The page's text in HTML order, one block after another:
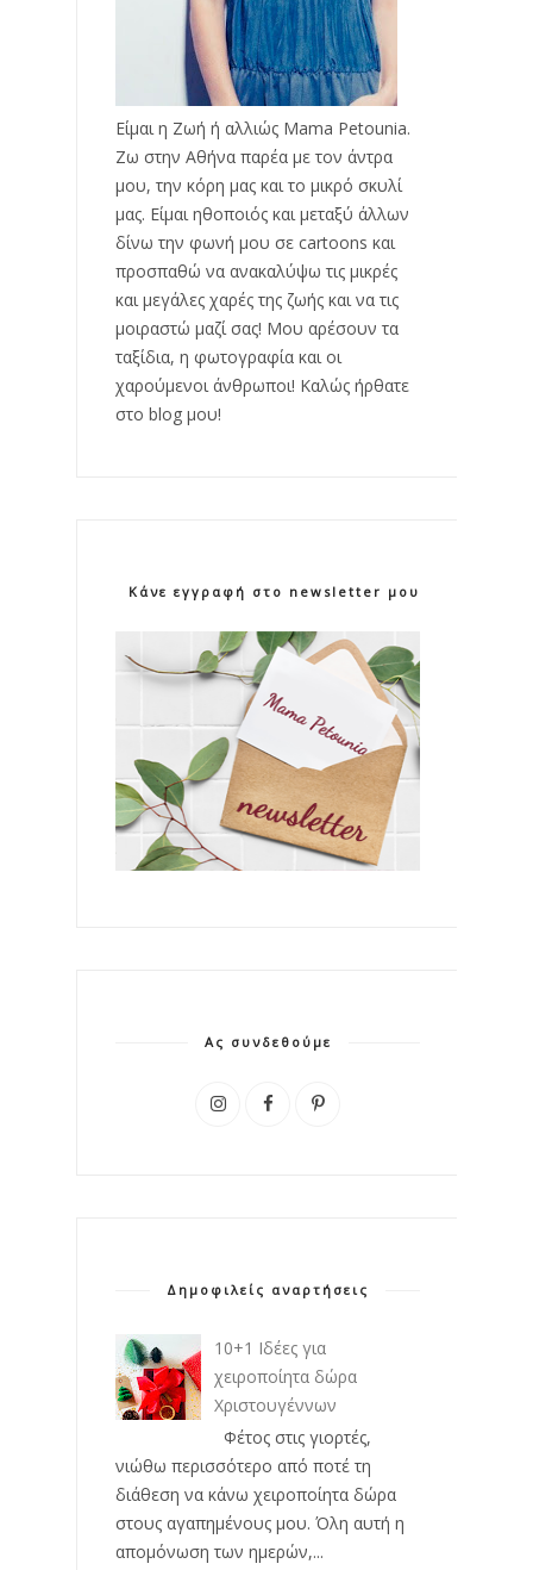
Είμαι η Ζωή ή αλλιώς Mama Petounia.
Ζω στην Αθήνα παρέα με τον άντρα
μου, την κόρη μας και το μικρό σκυλί
μας. Είμαι ηθοποιός και μεταξύ άλλων
δίνω την φωνή μου σε cartoons και
προσπαθώ να ανακαλύψω τις μικρές
και μεγάλες χαρές της ζωής και να τις
μοιραστώ μαζί σας! Μου αρέσουν τα
ταξίδια, η φωτογραφία και οι
χαρούμενοι άνθρωποι! Καλώς ήρθατε
στο blog μου!
Κάνε εγγραφή στο newsletter μου!
Ας συνδεθούμε
Δημοφιλείς αναρτήσεις
10+1 Ιδέες για
χειροποίητα δώρα
Χριστουγέννων
Φέτος στις γιορτές,
νιώθω περισσότερο από ποτέ τη
διάθεση να κάνω χειροποίητα δώρα
στους αγαπημένους μου. Όλη αυτή η
απομόνωση των ημερών,...